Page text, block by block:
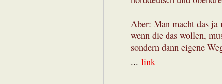
Aber: Man macht das ja
wenn die das wollen,
sondern dann eigene
... link